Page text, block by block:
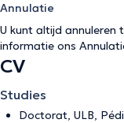
Annulatie
U kunt altijd annuleren
informatie ons
CV
Studies
Doctorat, ULB,